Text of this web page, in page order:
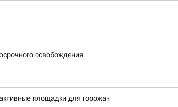
освобождения
площадки для горожан